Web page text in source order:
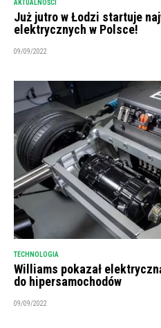
AKTUALNOŚCI
Już jutro w Łodzi startuje
elektrycznych w Polsce!
09/09/2022
TECHNOLOGIA
Williams pokazał
do hipersamochodów
09/09/2022